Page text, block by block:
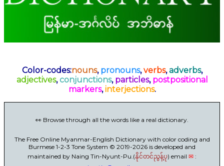
Color-codes:nouns, pronouns,verbs,adverbs,
adjectives,conjunctions, particles, postpositional
markers,interjections.
👀 Browse through all the words like a real dictionary.
The Free Online Myanmar-English Dictionary with color coding and
Burmese 1-2-3 Tone System © 2019-2026 is developed and
maintained by Naing Tin-Nyunt-Pu.(နိုင်တင်ညွန့်ပု) email ✉ :